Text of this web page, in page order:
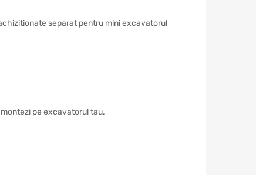
separat pentru mini excavatorul
pe excavatorul tau.